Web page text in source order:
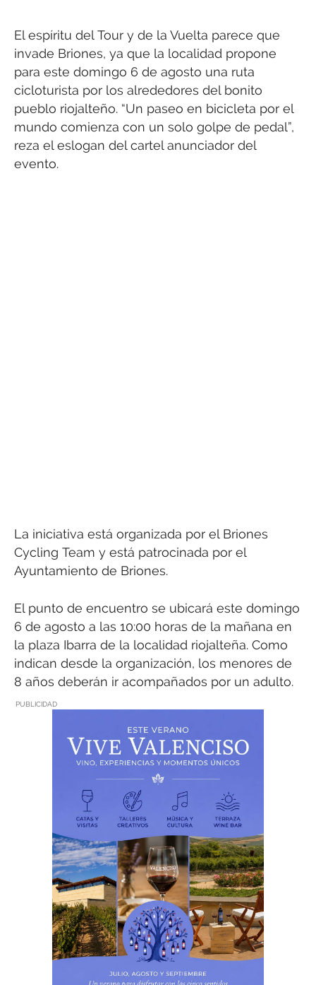
El espíritu del Tour y de la Vuelta parece que
invade Briones, ya que la localidad propone
para este domingo 6 de agosto una ruta
cicloturista por los alrededores del bonito
pueblo riojalteño. “Un paseo en bicicleta por el
mundo comienza con un solo golpe de pedal”,
reza el eslogan del cartel anunciador del
evento.
La iniciativa está organizada por el Briones
Cycling Team y está patrocinada por el
Ayuntamiento de Briones.
El punto de encuentro se ubicará este domingo
6 de agosto a las 10:00 horas de la mañana en
la plaza Ibarra de la localidad riojalteña. Como
indican desde la organización, los menores de
8 años deberán ir acompañados por un adulto.
PUBLICIDAD